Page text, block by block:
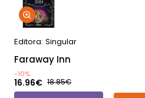
Editora: Singular
Faraway Inn
-10%
16.96€ 18.85€